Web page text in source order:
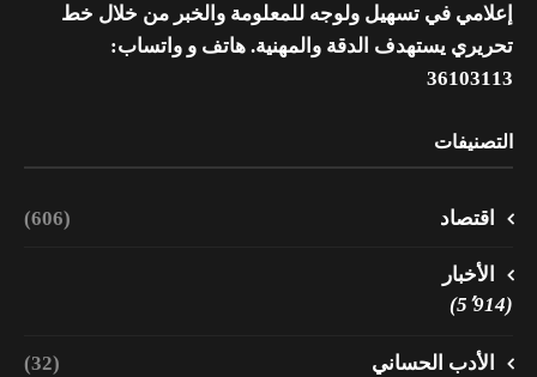
إعلامي في تسهيل ولوجه للمعلومة والخبر من خلال خط
تحريري يستهدف الدقة والمهنية. هاتف و واتساب:
36103113
التصنيفات
اقتصاد (606)
الأخبار
(5٬914)
الأدب الحساني (32)